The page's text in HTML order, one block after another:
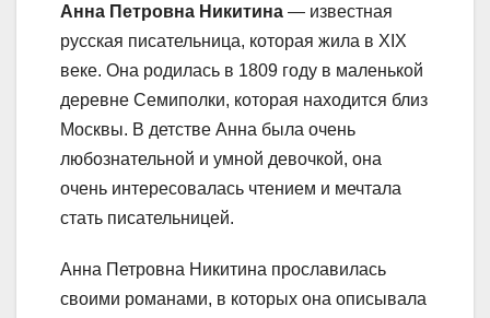
Анна Петровна Никитина — известная
русская писательница, которая жила в XIX
веке. Она родилась в 1809 году в маленькой
деревне Семиполки, которая находится близ
Москвы. В детстве Анна была очень
любознательной и умной девочкой, она
очень интересовалась чтением и мечтала
стать писательницей.
Анна Петровна Никитина прославилась
своими романами, в которых она описывала